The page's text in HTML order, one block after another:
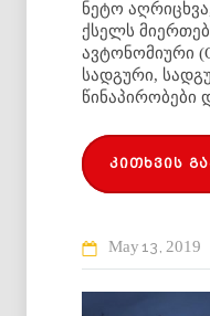
ნეტო
ქსელს
ავტონომიური
სადგური,
წინაპირობები
კითხვის
May 13 2019